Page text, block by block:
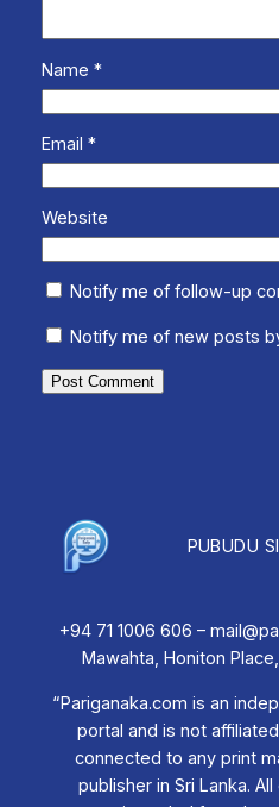
Name *
Email *
Website
Notify me of follow-up
Notify me of new posts
PUBUDU
+94 71 1006 606 –
Mawahta, Honiton
“Pariganaka.com is an
portal and is not
connected to any print
publisher in Sri Lanka.